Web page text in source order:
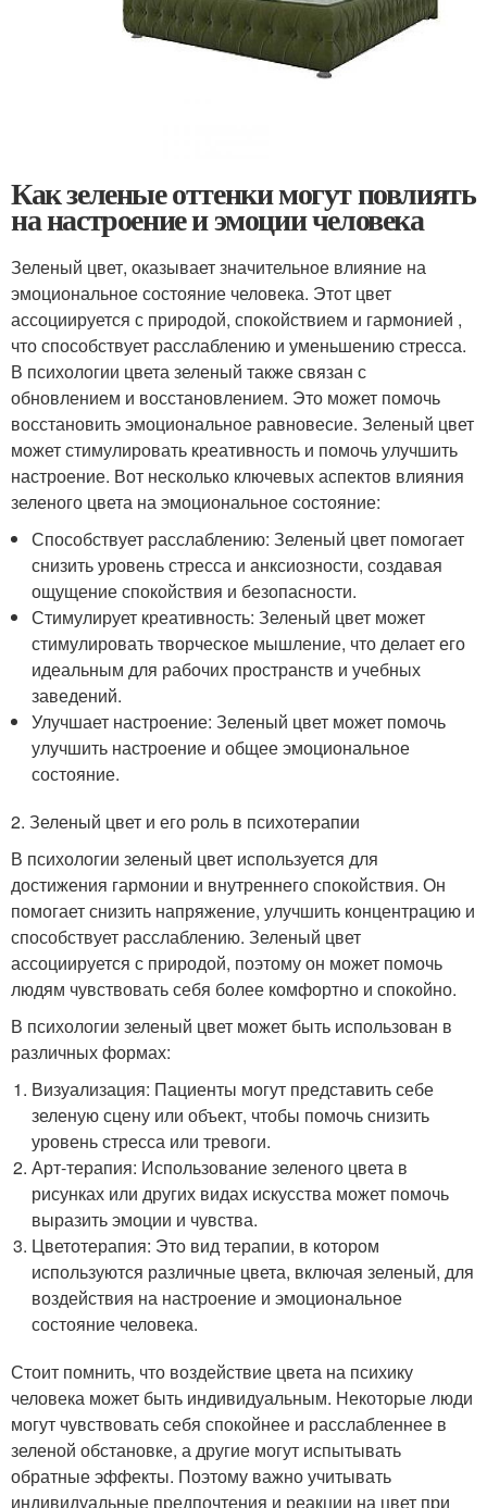
Как зеленые оттенки могут повлиять
на настроение и эмоции человека
Зеленый цвет, оказывает значительное влияние на
эмоциональное состояние человека. Этот цвет
ассоциируется с природой, спокойствием и гармонией ,
что способствует расслаблению и уменьшению стресса.
В психологии цвета зеленый также связан с
обновлением и восстановлением. Это может помочь
восстановить эмоциональное равновесие. Зеленый цвет
может стимулировать креативность и помочь улучшить
настроение. Вот несколько ключевых аспектов влияния
зеленого цвета на эмоциональное состояние:
Способствует расслаблению: Зеленый цвет помогает
снизить уровень стресса и анксиозности, создавая
ощущение спокойствия и безопасности.
Стимулирует креативность: Зеленый цвет может
стимулировать творческое мышление, что делает его
идеальным для рабочих пространств и учебных
заведений.
Улучшает настроение: Зеленый цвет может помочь
улучшить настроение и общее эмоциональное
состояние.
2. Зеленый цвет и его роль в психотерапии
В психологии зеленый цвет используется для
достижения гармонии и внутреннего спокойствия. Он
помогает снизить напряжение, улучшить концентрацию и
способствует расслаблению. Зеленый цвет
ассоциируется с природой, поэтому он может помочь
людям чувствовать себя более комфортно и спокойно.
В психологии зеленый цвет может быть использован в
различных формах:
Визуализация: Пациенты могут представить себе
зеленую сцену или объект, чтобы помочь снизить
уровень стресса или тревоги.
Арт-терапия: Использование зеленого цвета в
рисунках или других видах искусства может помочь
выразить эмоции и чувства.
Цветотерапия: Это вид терапии, в котором
используются различные цвета, включая зеленый, для
воздействия на настроение и эмоциональное
состояние человека.
Стоит помнить, что воздействие цвета на психику
человека может быть индивидуальным. Некоторые люди
могут чувствовать себя спокойнее и расслабленнее в
зеленой обстановке, а другие могут испытывать
обратные эффекты. Поэтому важно учитывать
индивидуальные предпочтения и реакции на цвет при